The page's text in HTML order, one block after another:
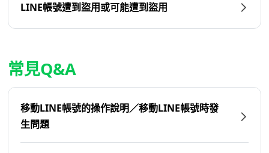
LINE帳號遭到盜用或可能遭到盜用
常見Q&A
移動LINE帳號的操作說明／移動LINE帳號時發
生問題